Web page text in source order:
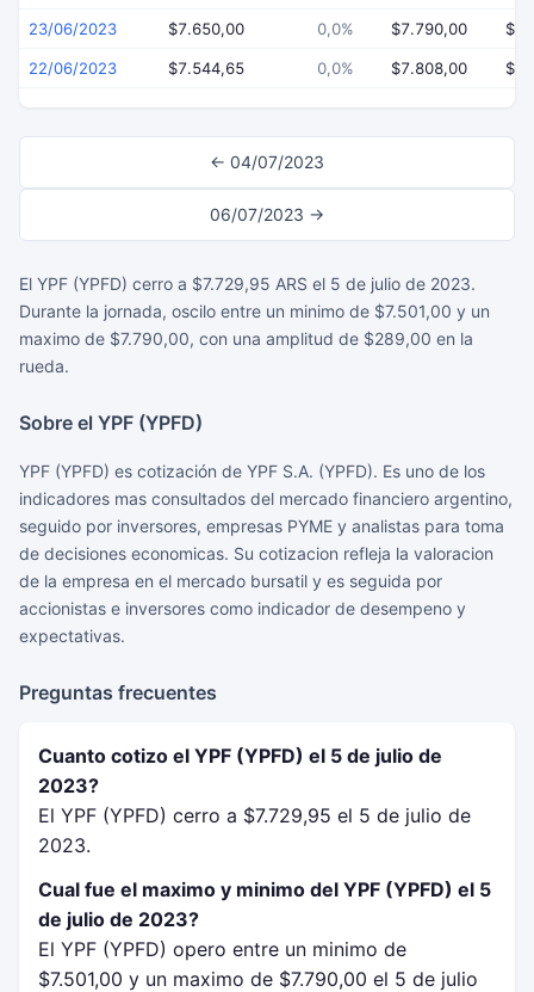
23/06/2023 $7.650,00 0,0% $7.790,00
22/06/2023 $7.544,65 0,0% $7.808,00
← 04/07/2023
06/07/2023 →
El YPF (YPFD) cerro a $7.729,95 ARS el 5 de julio de 2023.
Durante la jornada, oscilo entre un minimo de $7.501,00 y un
maximo de $7.790,00, con una amplitud de $289,00 en la
rueda.
Sobre el YPF (YPFD)
YPF (YPFD) es cotización de YPF S.A. (YPFD). Es uno de los
indicadores mas consultados del mercado financiero argentino,
seguido por inversores, empresas PYME y analistas para toma
de decisiones economicas. Su cotizacion refleja la valoracion
de la empresa en el mercado bursatil y es seguida por
accionistas e inversores como indicador de desempeno y
expectativas.
Preguntas frecuentes
Cuanto cotizo el YPF (YPFD) el 5 de julio de
2023?
El YPF (YPFD) cerro a $7.729,95 el 5 de julio de
2023.
Cual fue el maximo y minimo del YPF (YPFD) el 5
de julio de 2023?
El YPF (YPFD) opero entre un minimo de
$7.501,00 y un maximo de $7.790,00 el 5 de julio